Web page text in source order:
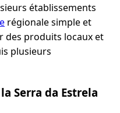
établissements
régionale simple et
des produits locaux et
plusieurs
Serra da Estrela